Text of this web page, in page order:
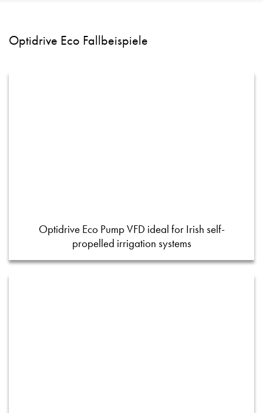
Optidrive Eco Fallbeispiele
Optidrive Eco Pump VFD ideal for Irish self-
propelled irrigation systems